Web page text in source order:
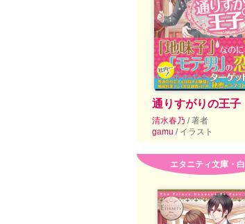
通りすがりの王子
清水春乃 / 著者
gamu / イラスト
エタニティ文庫・白